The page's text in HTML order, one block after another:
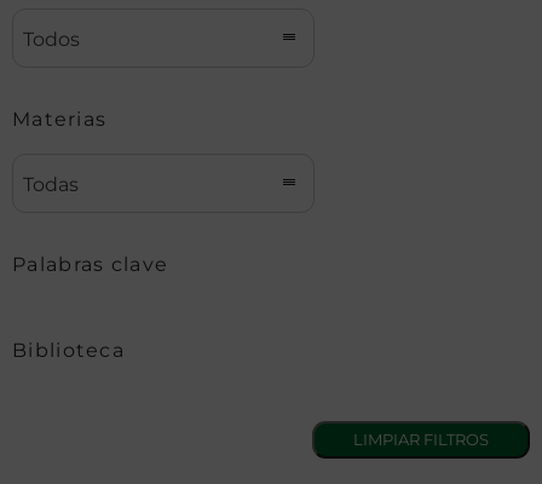
Todos
Materias
Todas
Palabras clave
Biblioteca